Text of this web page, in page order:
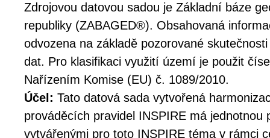
Zdrojovou datovou sadou je Základní báze
republiky (ZABAGED®). Obsahovaná
odvozena na základě pozorované
dat. Pro klasifikaci využití území je použit
Nařízením Komise (EU) č. 1089/2010.
Účel: Tato datová sada vytvořená
prováděcích pravidel INSPIRE má jednotnou
vytvářenými pro toto INSPIRE téma v rámci